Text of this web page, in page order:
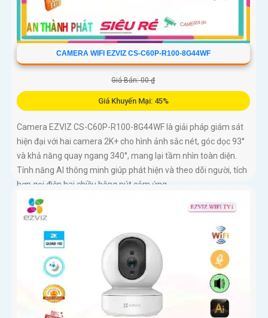
CAMERA WIFI EZVIZ CS-C60P-R100-8G44WF
Giá Bán: 00 ₫
Giá Khuyến Mại: 45%
Camera EZVIZ CS-C60P-R100-8G44WF là giải pháp giám sát
hiện đại với hai camera 2K+ cho hình ảnh sắc nét, góc dọc 93°
và khả năng quay ngang 340°, mang lại tầm nhìn toàn diện.
Tính năng AI thông minh giúp phát hiện và theo dõi người, tích
hợp gọi điện hai chiều bằng nút cảm ứng